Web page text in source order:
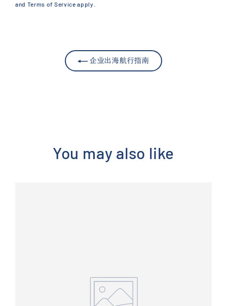
and Terms of Service apply.
企业出海航行指南
You may also like